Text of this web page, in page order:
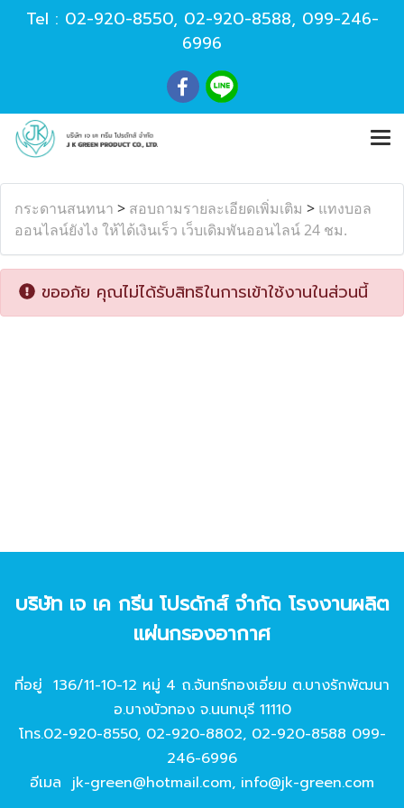
Tel : 02-920-8550, 02-920-8588, 099-246-
6996
กระดานสนทนา > สอบถามรายละเอียดเพิ่มเติม > แทงบอล
ออนไลน์ยังไง ให้ได้เงินเร็ว เว็บเดิมพันออนไลน์ 24 ชม.
ขออภัย คุณไม่ได้รับสิทธิในการเข้าใช้งานในส่วนนี้
บริษัท เจ เค กรีน โปรดักส์ จํากัด โรงงานผลิต
แผ่นกรองอากาศ
ที่อยู่ 136/11-10-12 หมู่ 4 ถ.จันทร์ทองเอี่ยม ต.บางรักพัฒนา
อ.บางบัวทอง จ.นนทบุรี 11110
โทร.02-920-8550, 02-920-8802, 02-920-8588 099-
246-6996
อีเมล jk-green@hotmail.com, info@jk-green.com